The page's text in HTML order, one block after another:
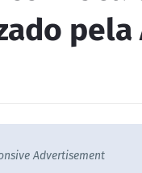
pela
Advertisement